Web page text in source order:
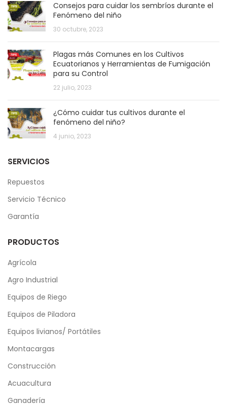
Consejos para cuidar los sembríos durante el
Fenómeno del niño
30 octubre, 2023
Plagas más Comunes en los Cultivos
Ecuatorianos y Herramientas de Fumigación
para su Control
22 julio, 2023
¿Cómo cuidar tus cultivos durante el
fenómeno del niño?
4 junio, 2023
SERVICIOS
Repuestos
Servicio Técnico
Garantía
PRODUCTOS
Agrícola
Agro Industrial
Equipos de Riego
Equipos de Piladora
Equipos livianos/ Portátiles
Montacargas
Construcción
Acuacultura
Ganadería